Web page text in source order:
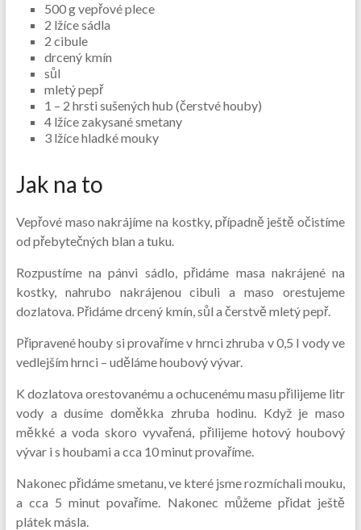
500 g vepřové plece
2 lžíce sádla
2 cibule
drcený kmín
sůl
mletý pepř
1 – 2 hrsti sušených hub (čerstvé houby)
4 lžíce zakysané smetany
3 lžíce hladké mouky
Jak na to
Vepřové maso nakrájíme na kostky, případně ještě očistíme
od přebytečných blan a tuku.
Rozpustíme na pánvi sádlo, přidáme masa nakrájené na
kostky, nahrubo nakrájenou cibuli a maso orestujeme
dozlatova. Přidáme drcený kmín, sůl a čerstvě mletý pepř.
Připravené houby si provaříme v hrnci zhruba v 0,5 l vody ve
vedlejším hrnci – uděláme houbový vývar.
K dozlatova orestovanému a ochucenému masu přilijeme litr
vody a dusíme doměkka zhruba hodinu. Když je maso
měkké a voda skoro vyvařená, přilijeme hotový houbový
vývar i s houbami a cca 10 minut provaříme.
Nakonec přidáme smetanu, ve které jsme rozmíchali mouku,
a cca 5 minut povaříme. Nakonec můžeme přidat ještě
plátek másla.